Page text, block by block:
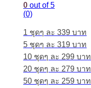
0 out of 5
(0)
1 ชุดๆ ละ 339 บาท
5 ชุดๆ ละ 319 บาท
10 ชุดๆ ละ 299 บาท
20 ชุดๆ ละ 279 บาท
50 ชุดๆ ละ 259 บาท